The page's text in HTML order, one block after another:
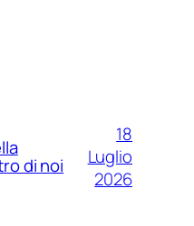
di noi
18
Luglio
2026